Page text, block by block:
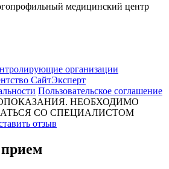
медицинский центр
организации
СайтЭксперт
Пользовательское соглашение
НЕОБХОДИМО
СО СПЕЦИАЛИСТОМ
отзыв
прием